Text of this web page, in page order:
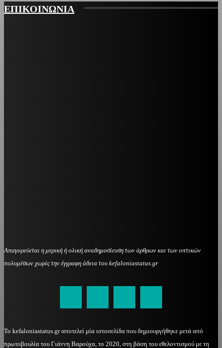
ΕΠΙΚΟΙΝΩΝΙΑ
Απαγορεύεται η μερική ή ολική αναδημοσίευση των άρθρων και των οπτικών
πολυμέσων χωρίς την έγγραφη άδεια του kefaloniastatus.gr
Το kefaloniastatus.gr αποτελεί μία ιστοσελίδα που δημιουργήθηκε μετά από
πρωτοβουλία του Γιάννη Βαρούχα, το 2020, στη βάση του εθελοντισμού με τη